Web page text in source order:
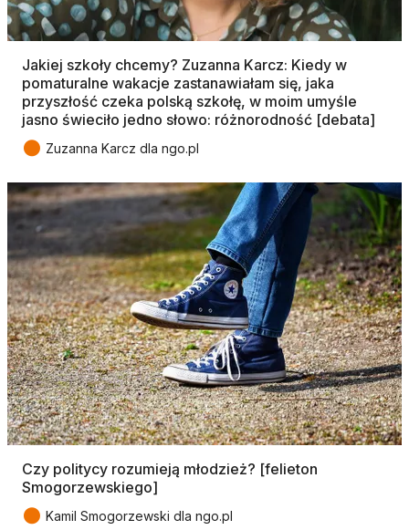
Jakiej szkoły chcemy? Zuzanna Karcz: Kiedy w
pomaturalne wakacje zastanawiałam się, jaka
przyszłość czeka polską szkołę, w moim umyśle
jasno świeciło jedno słowo: różnorodność [debata]
● Zuzanna Karcz dla ngo.pl
Czy politycy rozumieją młodzież? [felieton
Smogorzewskiego]
● Kamil Smogorzewski dla ngo.pl